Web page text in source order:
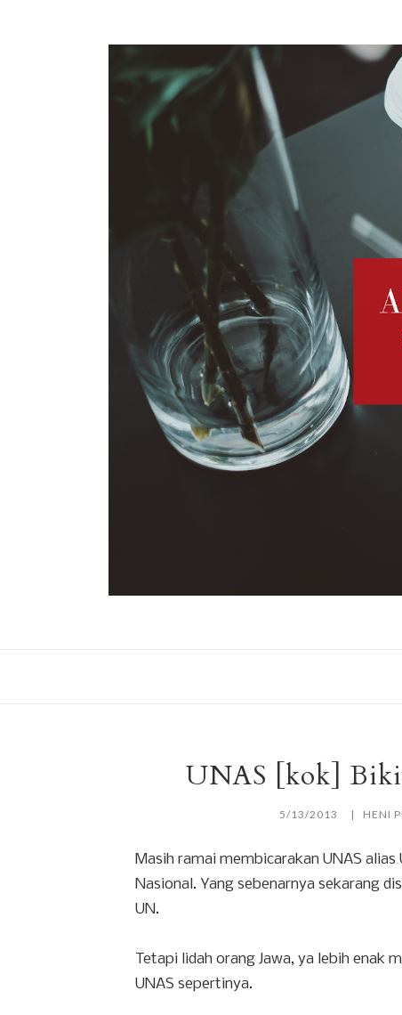
UNAS [kok]
5/13/2013 HENI
Masih ramai membicarakan UNAS alias
Nasional. Yang sebenarnya sekarang
UN.
Tetapi lidah orang Jawa, ya lebih enak
UNAS sepertinya.